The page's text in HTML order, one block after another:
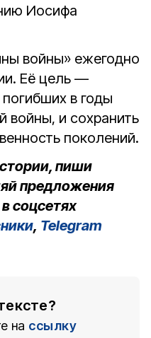
Иосифа
войны» ежегодно
Её цель —
погибших в годы
войны, и сохранить
поколений.
пиши
предложения
соцсетях
, Telegram
на ссылку